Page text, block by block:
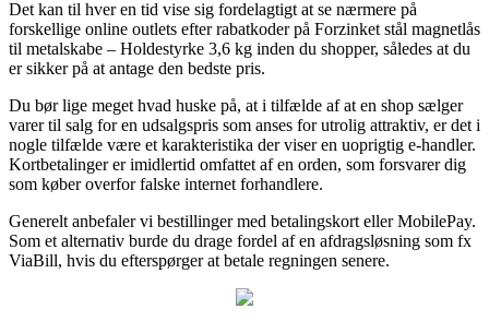
Det kan til hver en tid vise sig fordelagtigt at se nærmere på
forskellige online outlets efter rabatkoder på Forzinket stål magnetlås
til metalskabe – Holdestyrke 3,6 kg inden du shopper, således at du
er sikker på at antage den bedste pris.
Du bør lige meget hvad huske på, at i tilfælde af at en shop sælger
varer til salg for en udsalgspris som anses for utrolig attraktiv, er det i
nogle tilfælde være et karakteristika der viser en uoprigtig e-handler.
Kortbetalinger er imidlertid omfattet af en orden, som forsvarer dig
som køber overfor falske internet forhandlere.
Generelt anbefaler vi bestillinger med betalingskort eller MobilePay.
Som et alternativ burde du drage fordel af en afdragsløsning som fx
ViaBill, hvis du efterspørger at betale regningen senere.